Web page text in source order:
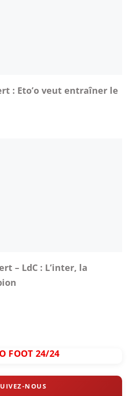
: Eto’o veut entraîner le
– LdC : L’inter, la
FOOT 24/24